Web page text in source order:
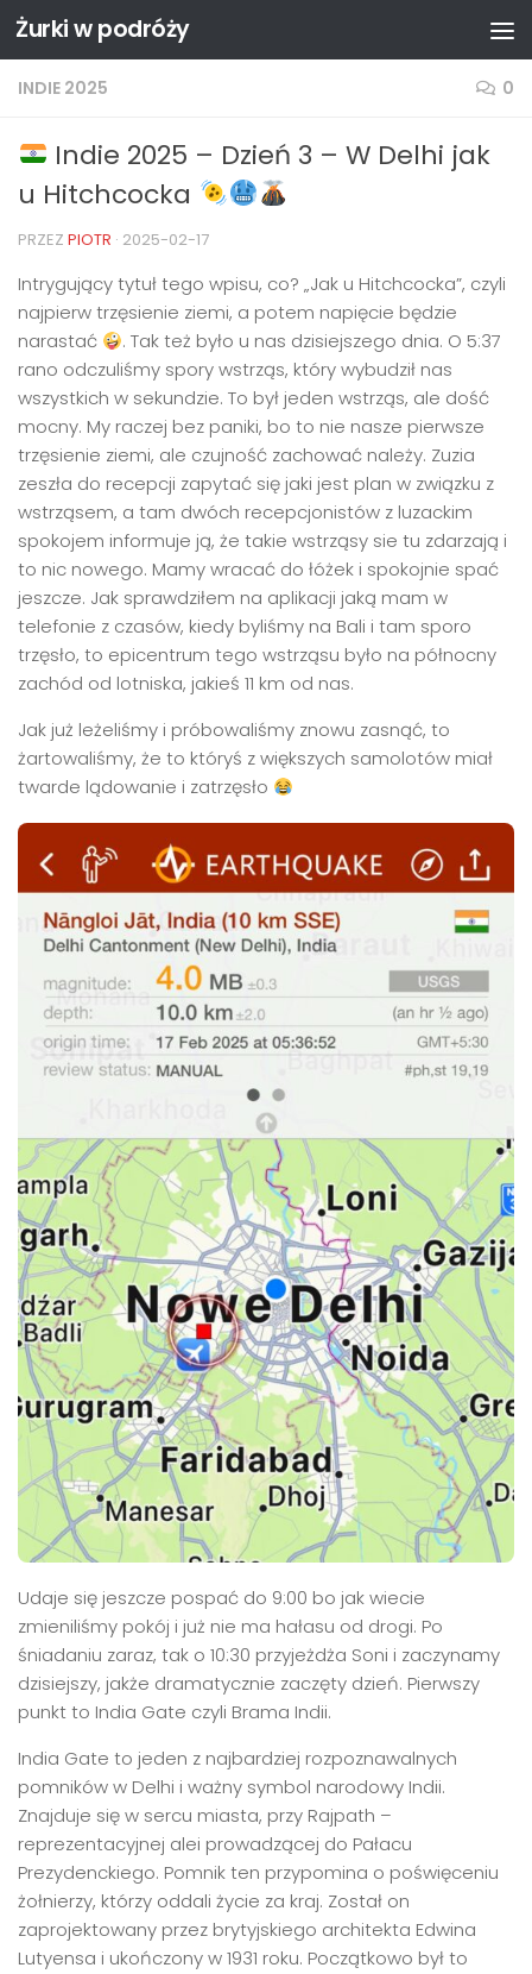
Przejdź do treści
Żurki w podróży
INDIE 2025 0
Indie 2025 – Dzień 3 – W Delhi jak
u Hitchcocka
PRZEZ PIOTR · 2025-02-17
Intrygujący tytuł tego wpisu, co? „Jak u Hitchcocka”, czyli
najpierw trzęsienie ziemi, a potem napięcie będzie
narastać
. Tak też było u nas dzisiejszego dnia. O 5:37
rano odczuliśmy spory wstrząs, który wybudził nas
wszystkich w sekundzie. To był jeden wstrząs, ale dość
mocny. My raczej bez paniki, bo to nie nasze pierwsze
trzęsienie ziemi, ale czujność zachować należy. Zuzia
zeszła do recepcji zapytać się jaki jest plan w związku z
wstrząsem, a tam dwóch recepcjonistów z luzackim
spokojem informuje ją, że takie wstrząsy sie tu zdarzają i
to nic nowego. Mamy wracać do łóżek i spokojnie spać
jeszcze. Jak sprawdziłem na aplikacji jaką mam w
telefonie z czasów, kiedy byliśmy na Bali i tam sporo
trzęsło, to epicentrum tego wstrząsu było na północny
zachód od lotniska, jakieś 11 km od nas.
Jak już leżeliśmy i próbowaliśmy znowu zasnąć, to
żartowaliśmy, że to któryś z większych samolotów miał
twarde lądowanie i zatrzęsło
Udaje się jeszcze pospać do 9:00 bo jak wiecie
zmieniliśmy pokój i już nie ma hałasu od drogi. Po
śniadaniu zaraz, tak o 10:30 przyjeżdża Soni i zaczynamy
dzisiejszy, jakże dramatycznie zaczęty dzień. Pierwszy
punkt to India Gate czyli Brama Indii.
India Gate to jeden z najbardziej rozpoznawalnych
pomników w Delhi i ważny symbol narodowy Indii.
Znajduje się w sercu miasta, przy Rajpath –
reprezentacyjnej alei prowadzącej do Pałacu
Prezydenckiego. Pomnik ten przypomina o poświęceniu
żołnierzy, którzy oddali życie za kraj. Został on
zaprojektowany przez brytyjskiego architekta Edwina
Lutyensa i ukończony w 1931 roku. Początkowo był to